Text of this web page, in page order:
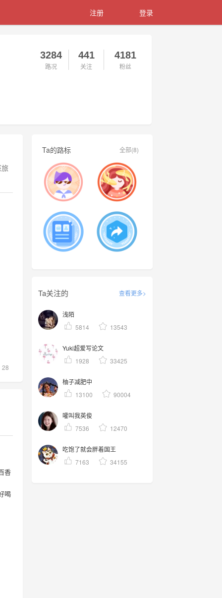
注册 登录
3284
路况
441
关注
4181
粉丝
28
香
喝
Ta的路标 全部(8)
Ta关注的 查看更多>
浅陌
5814
13543
Yuki超爱写论文
1928
33425
柚子减肥中
13100
90004
嚯叫我英俊
7536
12470
吃饱了就会胖着国王
7163
34155